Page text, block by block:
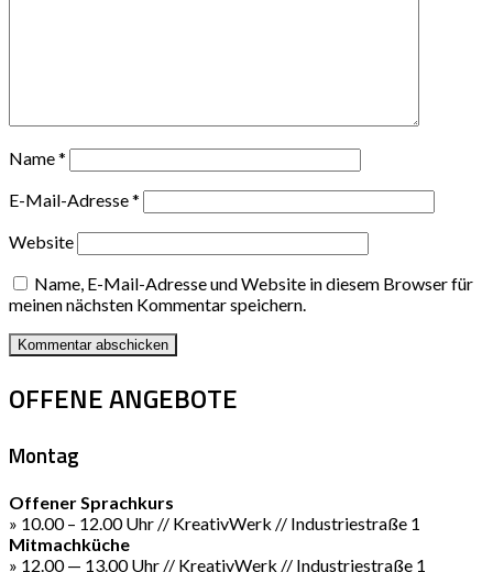
Name*
E-Mail-Adresse*
Website
Name, E-Mail-Adresse und Website in diesem Browser für
meinen nächsten Kommentar speichern.
OFFENE ANGEBOTE
Montag
Offener Sprachkurs
» 10.00 – 12.00 Uhr // KreativWerk // Industriestraße 1
Mitmachküche
» 12.00 — 13.00 Uhr // KreativWerk // Industriestraße 1